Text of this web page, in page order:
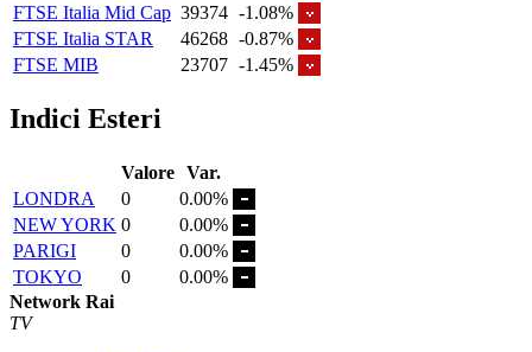
FTSE Italia Mid Cap 39374 -1.08%
FTSE Italia STAR
46268 -0.87%
FTSE MIB
23707 -1.45%
Indici Esteri
Valore Var.
LONDRA
0
0.00%
NEW YORK 0
0.00%
PARIGI
0
0.00%
TOKYO
0
0.00%
Network Rai
TV